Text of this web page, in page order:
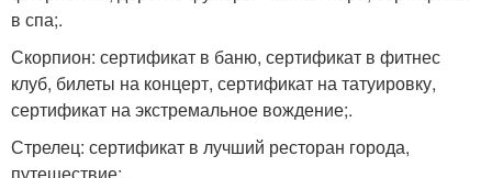
в спа;.
Скорпион: сертификат в баню, сертификат в фитнес
клуб, билеты на концерт, сертификат на татуировку,
сертификат на экстремальное вождение;.
Стрелец: сертификат в лучший ресторан города,
путешествие;.